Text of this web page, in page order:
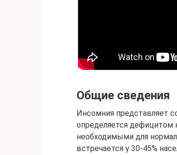
Общие сведения
Инсомния представляет
определяется дефицитом
необходимыми для
встречается у 30-45%